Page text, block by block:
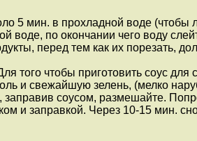
5 мин. в прохладной воде (чтобы
воде, по окончании чего воду
перед тем как их порезать,
того чтобы приготовить соус
и свежайшую зелень, (мелко
соусом, размешайте.
и заправкой. Через 10-15 мин.